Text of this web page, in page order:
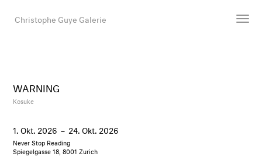
Christophe Guye Galerie
WARNING
Kosuke
1. Okt. 2026 – 24. Okt. 2026
Never Stop Reading
Spiegelgasse 18, 8001 Zurich